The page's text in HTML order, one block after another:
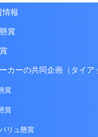
報
賞
カーの共同企画（タイア
賞
賞
リュ懸賞